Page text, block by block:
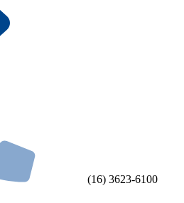
(16) 3623-6100